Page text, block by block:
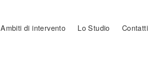
Ambiti di intervento Lo Studio Contatti